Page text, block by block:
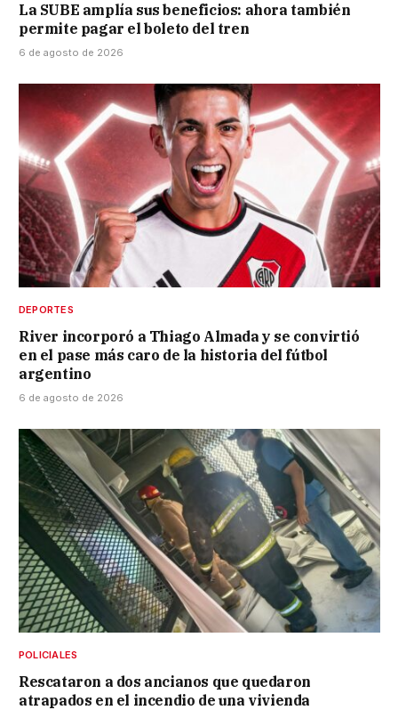
La SUBE amplía sus beneficios: ahora también
permite pagar el boleto del tren
6 de agosto de 2026
DEPORTES
River incorporó a Thiago Almada y se convirtió
en el pase más caro de la historia del fútbol
argentino
6 de agosto de 2026
POLICIALES
Rescataron a dos ancianos que quedaron
atrapados en el incendio de una vivienda